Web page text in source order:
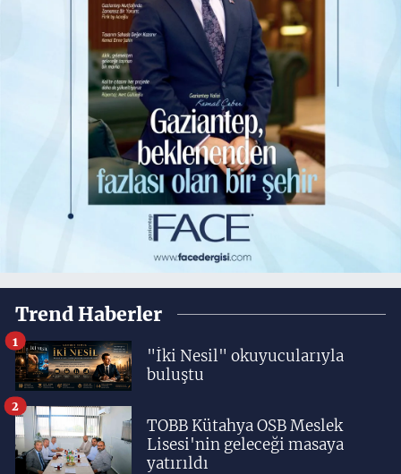
Trend Haberler
"İki Nesil" okuyucularıyla
buluştu
1
TOBB Kütahya OSB Meslek
Lisesi'nin geleceği masaya
yatırıldı
2